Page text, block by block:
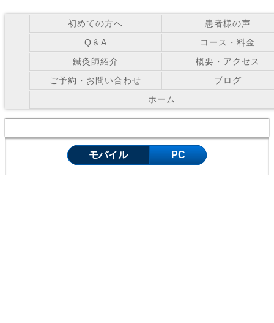
初めての方へ
患者様の声
Q＆A
コース・料金
鍼灸師紹介
概要・アクセス
ご予約・お問い合わせ
ブログ
ホーム
モバイル PC